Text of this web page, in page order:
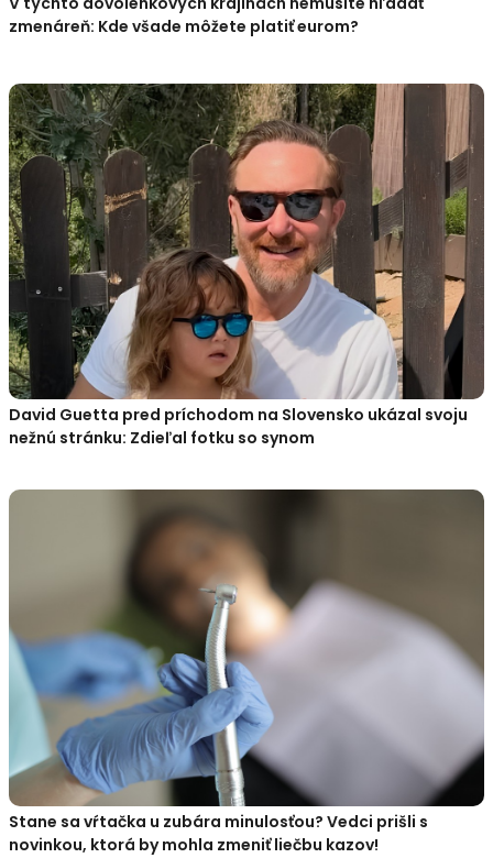
zmenáreň: Kde všade môžete platiť eurom?
David Guetta pred príchodom na Slovensko ukázal svoju
nežnú stránku: Zdieľal fotku so synom
Stane sa vŕtačka u zubára minulosťou? Vedci prišli s
novinkou, ktorá by mohla zmeniť liečbu kazov!